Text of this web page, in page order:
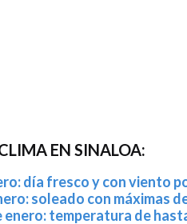
EN SINALOA:
día fresco y con viento
soleado con máximas
enero: temperatura de